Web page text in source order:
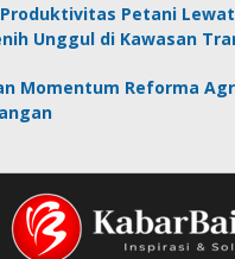
Produktivitas Petani
Unggul di Kawasan
Momentum Reforma